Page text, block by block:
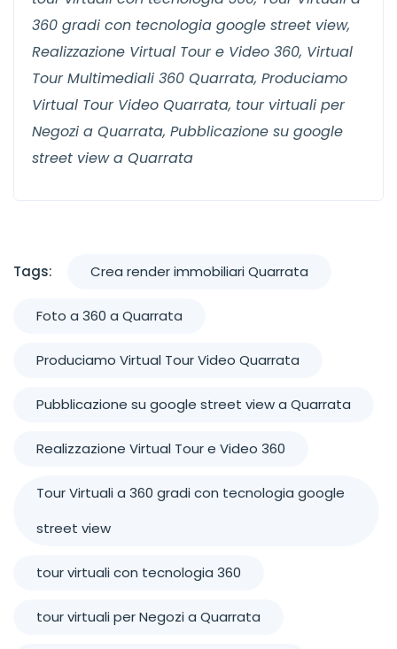
360 gradi con tecnologia google street view,
Realizzazione Virtual Tour e Video 360, Virtual
Tour Multimediali 360 Quarrata, Produciamo
Virtual Tour Video Quarrata, tour virtuali per
Negozi a Quarrata, Pubblicazione su google
street view a Quarrata
Tags: Crea render immobiliari Quarrata
Foto a 360 a Quarrata
Produciamo Virtual Tour Video Quarrata
Pubblicazione su google street view a Quarrata
Realizzazione Virtual Tour e Video 360
Tour Virtuali a 360 gradi con tecnologia google
street view
tour virtuali con tecnologia 360
tour virtuali per Negozi a Quarrata